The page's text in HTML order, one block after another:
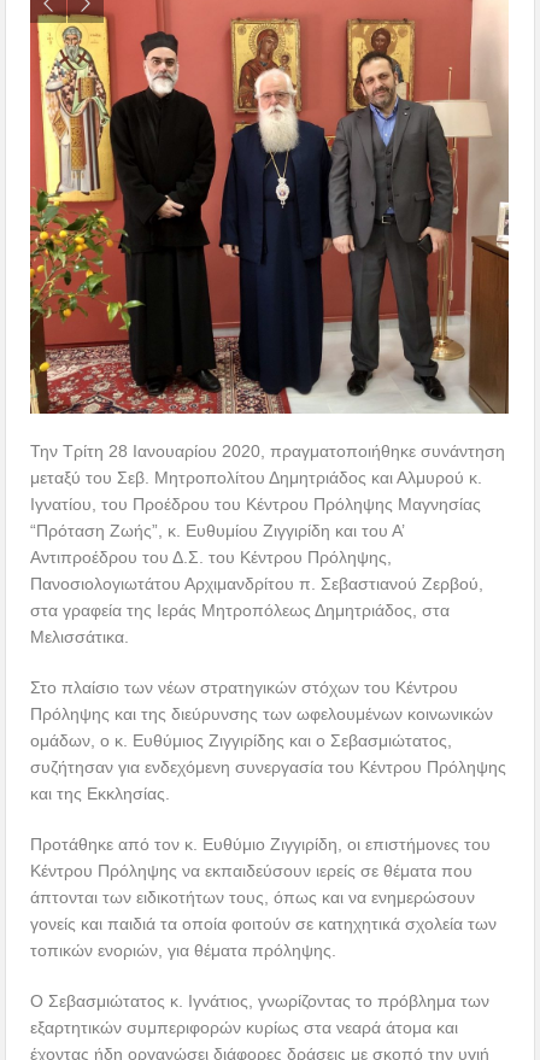
Την Τρίτη 28 Ιανουαρίου 2020, πραγματοποιήθηκε συνάντηση
μεταξύ του Σεβ. Μητροπολίτου Δημητριάδος και Αλμυρού κ.
Ιγνατίου, του Προέδρου του Κέντρου Πρόληψης Μαγνησίας
“Πρόταση Ζωής”, κ. Ευθυμίου Ζιγγιρίδη και του Α’
Αντιπροέδρου του Δ.Σ. του Κέντρου Πρόληψης,
Πανοσιολογιωτάτου Αρχιμανδρίτου π. Σεβαστιανού Ζερβού,
στα γραφεία της Ιεράς Μητροπόλεως Δημητριάδος, στα
Μελισσάτικα.
Στο πλαίσιο των νέων στρατηγικών στόχων του Κέντρου
Πρόληψης και της διεύρυνσης των ωφελουμένων κοινωνικών
ομάδων, ο κ. Ευθύμιος Ζιγγιρίδης και ο Σεβασμιώτατος,
συζήτησαν για ενδεχόμενη συνεργασία του Κέντρου Πρόληψης
και της Εκκλησίας.
Προτάθηκε από τον κ. Ευθύμιο Ζιγγιρίδη, οι επιστήμονες του
Κέντρου Πρόληψης να εκπαιδεύσουν ιερείς σε θέματα που
άπτονται των ειδικοτήτων τους, όπως και να ενημερώσουν
γονείς και παιδιά τα οποία φοιτούν σε κατηχητικά σχολεία των
τοπικών ενοριών, για θέματα πρόληψης.
Ο Σεβασμιώτατος κ. Ιγνάτιος, γνωρίζοντας το πρόβλημα των
εξαρτητικών συμπεριφορών κυρίως στα νεαρά άτομα και
έχοντας ήδη οργανώσει διάφορες δράσεις με σκοπό την υγιή